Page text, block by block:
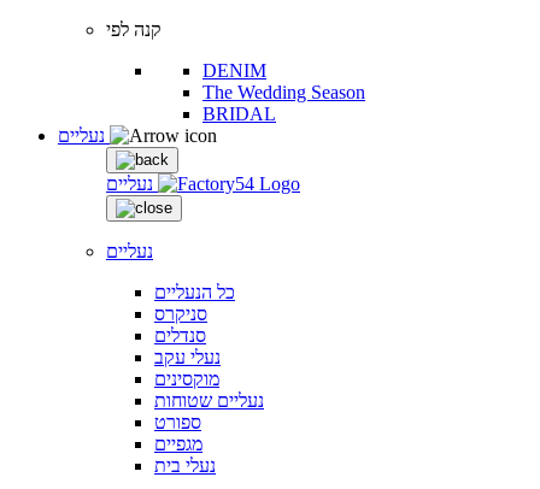
קנה לפי
DENIM
The Wedding Season
BRIDAL
נעליים
נעליים
כל הנעליים
סניקרס
סנדלים
נעלי עקב
מוקסינים
נעליים שטוחות
ספורט
מגפיים
נעלי בית